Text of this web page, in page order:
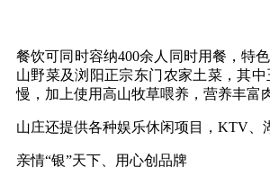
餐饮可同时容纳400余人同时用餐，特
山野菜及浏阳正宗东门农家土菜，其
慢，加上使用高山牧草喂养，营养丰富
山庄还提供各种娱乐休闲项目，KTV、
亲情“银”天下、用心创品牌